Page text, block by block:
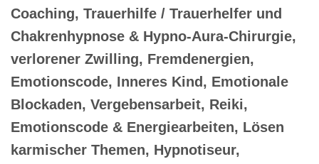
Coaching, Trauerhilfe / Trauerhelfer und
Chakrenhypnose & Hypno-Aura-Chirurgie,
verlorener Zwilling, Fremdenergien,
Emotionscode, Inneres Kind, Emotionale
Blockaden, Vergebensarbeit, Reiki,
Emotionscode & Energiearbeiten, Lösen
karmischer Themen, Hypnotiseur,